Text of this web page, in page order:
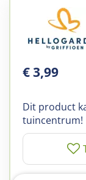
€3,99
Dit product
tuincentrum!